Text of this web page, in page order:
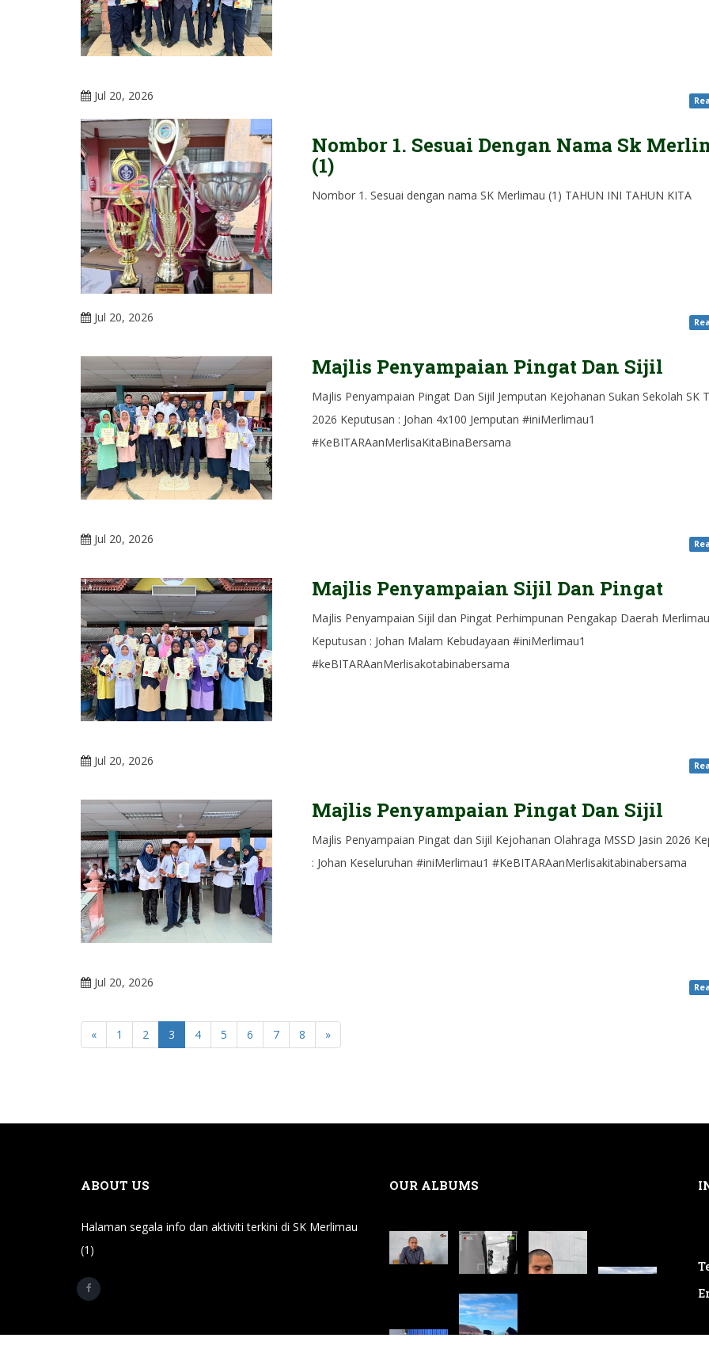
Jul 20, 2026
Nombor 1. Sesuai Dengan Nama Sk
(1)
Nombor 1. Sesuai dengan nama SK Merlimau (1) TAHUN INI TAHUN KITA
Jul 20, 2026
Majlis Penyampaian Pingat Dan Sijil
Majlis Penyampaian Pingat Dan Sijil Jemputan Kejohanan Sukan Sekolah SK
2026 Keputusan : Johan 4x100 Jemputan #iniMerlimau1
#KeBITARAanMerlisaKitaBinaBersama
Jul 20, 2026
Majlis Penyampaian Sijil Dan Pingat
Majlis Penyampaian Sijil dan Pingat Perhimpunan Pengakap Daerah Merlimau
Keputusan : Johan Malam Kebudayaan #iniMerlimau1
#keBITARAanMerlisakotabinabersama
Jul 20, 2026
Majlis Penyampaian Pingat Dan Sijil
Majlis Penyampaian Pingat dan Sijil Kejohanan Olahraga MSSD Jasin 2026
: Johan Keseluruhan #iniMerlimau1 #KeBITARAanMerlisakitabinabersama
Jul 20, 2026
« 1 2 3 4 5 6 7 8 »
ABOUT US
Halaman segala info dan aktiviti terkini di SK Merlimau
(1)
OUR ALBUMS